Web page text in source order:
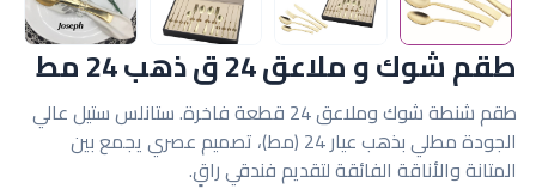
طقم شوك و ملاعق 24 ق ذهب 24 مط
طقم شنطة شوك وملاعق 24 قطعة فاخرة. ستانلس ستيل عالي
الجودة مطلي بذهب عيار 24 (مط)، تصميم عصري يجمع بين
المتانة والأناقة الفائقة لتقديم فندقي راقٍ.